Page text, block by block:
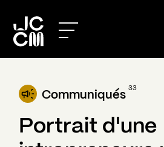
Communiqués
33
Portrait d'une